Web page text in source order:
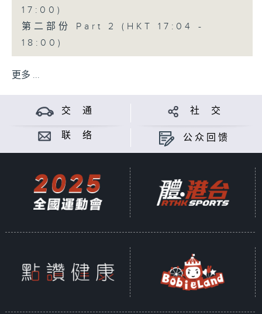
17:00)
第二部份 Part 2 (HKT 17:04 -
18:00)
更多 ...
交 通 社 交
联 络 公众回馈